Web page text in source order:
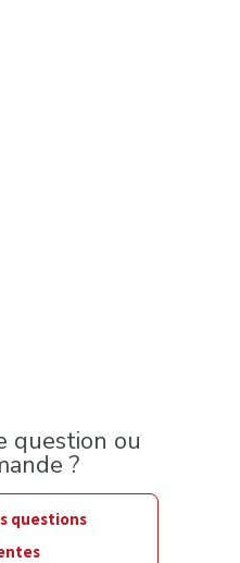
question ou
?
questions